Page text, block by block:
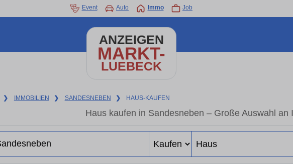
Event Auto Immo Job
ANZEIGEN
MARKT-
LUEBECK
❯ IMMOBILIEN ❯ SANDESNEBEN ❯ HAUS-KAUFEN
Haus kaufen in Sandesneben – Große Auswahl an